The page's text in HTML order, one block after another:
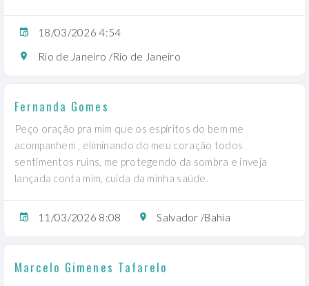
18/03/2026 4:54
Rio de Janeiro /Rio de Janeiro
Fernanda Gomes
Peço oração pra mim que os espíritos do bem me
acompanhem , eliminando do meu coração todos
sentimentos ruins, me protegendo da sombra e inveja
lançada conta mim, cuida da minha saúde.
11/03/2026 8:08 Salvador /Bahia
Marcelo Gimenes Tafarelo